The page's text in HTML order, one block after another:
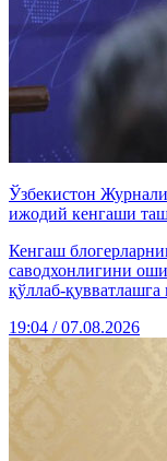
Ўзбекистон
ижодий кенгаши
Кенгаш
саводхонлигини
қўллаб-қувватлашга
19:04 / 07.08.2026